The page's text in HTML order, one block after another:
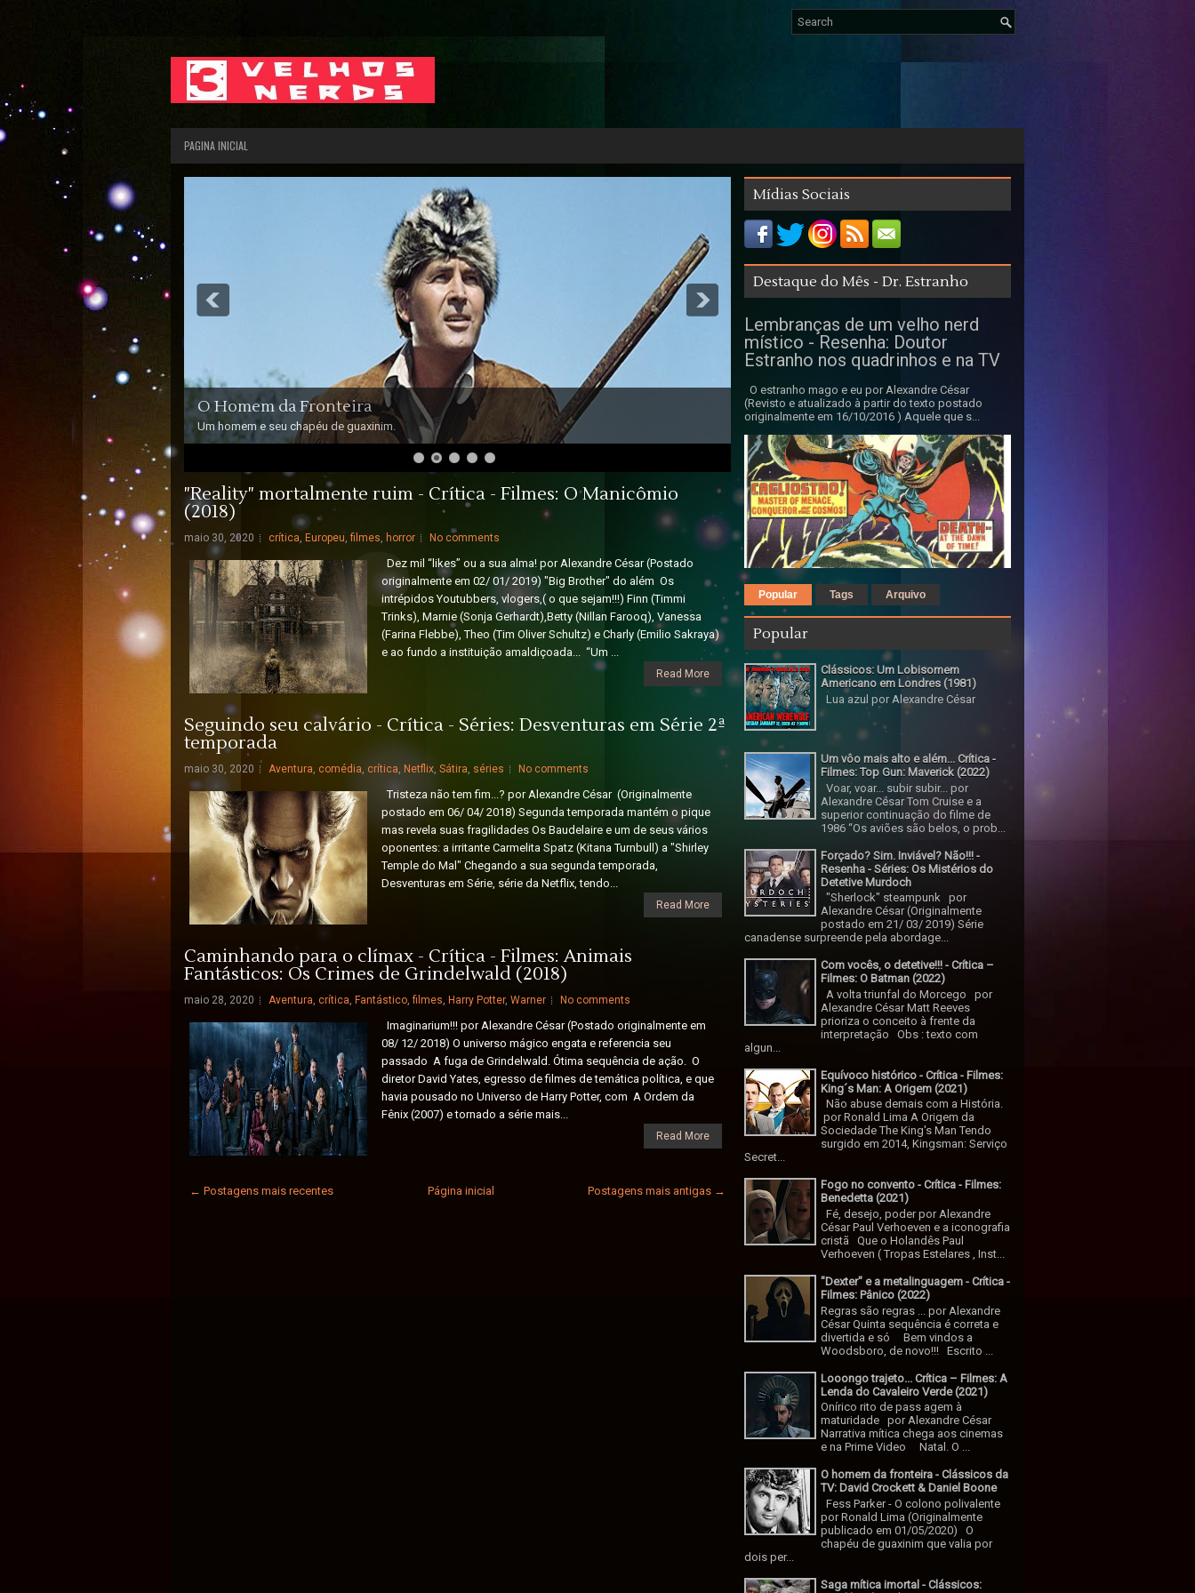
PAGINA INICIAL
O Homem da Fronteira
Um homem e seu chapéu de guaxinim.
"Reality" mortalmente ruim - Crítica - Filmes: O Manicômio
(2018)
maio 30, 2020 crítica, Europeu,filmes, horror No comments
Dez mil “likes” ou a sua alma! por Alexandre César (Postado
originalmente em 02/ 01/ 2019) "Big Brother" do além Os
intrépidos Youtubbers, vlogers,( o que sejam!!!) Finn (Timmi
Trinks), Marnie (Sonja Gerhardt),Betty (Nillan Farooq), Vanessa
(Farina Flebbe), Theo (Tim Oliver Schultz) e Charly (Emilio Sakraya)
e ao fundo a instituição amaldiçoada... “Um ...
Read More
Seguindo seu calvário - Crítica - Séries: Desventuras em Série 2ª
temporada
maio 30, 2020 Aventura, comédia, crítica, Netflix, Sátira, séries No comments
Tristeza não tem fim...? por Alexandre César (Originalmente
postado em 06/ 04/ 2018) Segunda temporada mantém o pique
mas revela suas fragilidades Os Baudelaire e um de seus vários
oponentes: a irritante Carmelita Spatz (Kitana Turnbull) a "Shirley
Temple do Mal" Chegando a sua segunda temporada,
Desventuras em Série, série da Netflix, tendo...
Read More
Caminhando para o clímax - Crítica - Filmes: Animais
Fantásticos: Os Crimes de Grindelwald (2018)
maio 28, 2020 Aventura, crítica, Fantástico,filmes, Harry Potter, Warner No comments
Imaginarium!!! por Alexandre César (Postado originalmente em
08/ 12/ 2018) O universo mágico engata e referencia seu
passado A fuga de Grindelwald. Ótima sequência de ação. O
diretor David Yates, egresso de filmes de temática política, e que
havia pousado no Universo de Harry Potter, com A Ordem da
Fênix (2007) e tornado a série mais...
Read More
← Postagens mais recentes Postagens mais antigas →
Página inicial
Mídias Sociais
Destaque do Mês - Dr. Estranho
Lembranças de um velho nerd
místico - Resenha: Doutor
Estranho nos quadrinhos e na TV
O estranho mago e eu por Alexandre César
(Revisto e atualizado à partir do texto postado
originalmente em 16/10/2016 ) Aquele que s...
Popular Tags Arquivo
Popular
Clássicos: Um Lobisomem
Americano em Londres (1981)
Lua azul por Alexandre César
Um vôo mais alto e além... Crítica -
Filmes: Top Gun: Maverick (2022)
Voar, voar... subir subir... por
Alexandre César Tom Cruise e a
superior continuação do filme de
1986 “Os aviões são belos, o prob...
Forçado? Sim. Inviável? Não!!! -
Resenha - Séries: Os Mistérios do
Detetive Murdoch
"Sherlock" steampunk por
Alexandre César (Originalmente
postado em 21/ 03/ 2019) Série
canadense surpreende pela abordage...
Com vocês, o detetive!!! - Crítica –
Filmes: O Batman (2022)
A volta triunfal do Morcego por
Alexandre César Matt Reeves
prioriza o conceito à frente da
interpretação Obs : texto com
algun...
Equívoco histórico - Crítica - Filmes:
King´s Man: A Origem (2021)
Não abuse demais com a História.
por Ronald Lima A Origem da
Sociedade The King's Man Tendo
surgido em 2014, Kingsman: Serviço
Secret...
Fogo no convento - Crítica - Filmes:
Benedetta (2021)
Fé, desejo, poder por Alexandre
César Paul Verhoeven e a iconografia
cristã Que o Holandês Paul
Verhoeven ( Tropas Estelares , Inst...
"Dexter" e a metalinguagem - Crítica -
Filmes: Pânico (2022)
Regras são regras ... por Alexandre
César Quinta sequência é correta e
divertida e só Bem vindos a
Woodsboro, de novo!!! Escrito ...
Looongo trajeto... Crítica – Filmes: A
Lenda do Cavaleiro Verde (2021)
Onírico rito de pass agem à
maturidade por Alexandre César
Narrativa mítica chega aos cinemas
e na Prime Video Natal. O ...
O homem da fronteira - Clássicos da
TV: David Crockett & Daniel Boone
Fess Parker - O colono polivalente
por Ronald Lima (Originalmente
publicado em 01/05/2020) O
chapéu de guaxinim que valia por
dois per...
Saga mítica imortal - Clássicos: